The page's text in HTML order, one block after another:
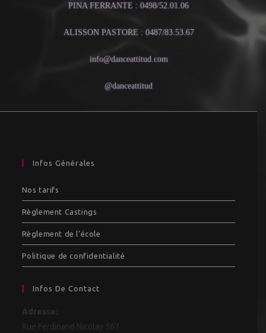
PINA FERRANTE : 0498/52.01.06
ALISSON PASTORE : 0487/83.53.67
info@danceattitud.com
@danceattitud
Infos Générales
Nos tarifs
Règlement Castings
Règlement de l’école
Politique de confidentialité
Infos De Contact
Adresse:
Rue Ferdinand Nicolay 567